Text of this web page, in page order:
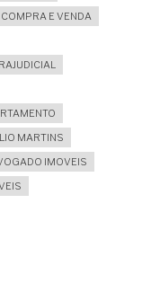
E VENDA
MARTINS
IMOVEIS